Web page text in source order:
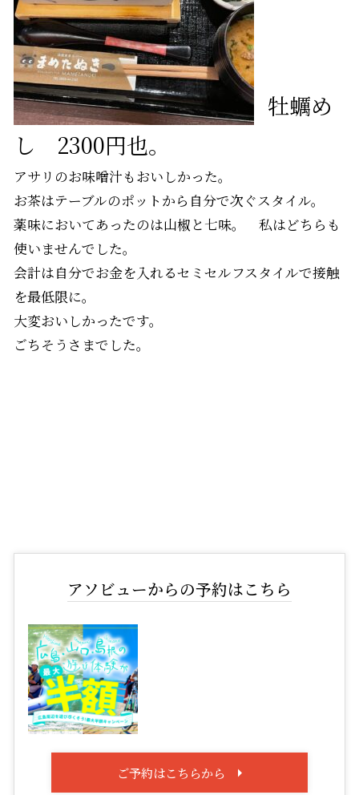
牡蠣め
し 2300円也。
アサリのお味噌汁もおいしかった。
お茶はテーブルのポットから自分で次ぐスタイル。
薬味においてあったのは山椒と七味。 私はどちらも
使いませんでした。
会計は自分でお金を入れるセミセルフスタイルで接触
を最低限に。
大変おいしかったです。
ごちそうさまでした。
アソビューからの予約はこちら
ご予約はこちらから